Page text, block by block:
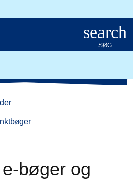
logo. Gå til Det Kongelige
search
SØG
/
bøger og